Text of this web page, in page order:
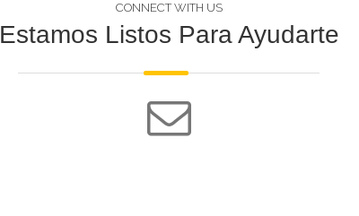
CONNECT WITH US
Estamos Listos Para Ayudarte